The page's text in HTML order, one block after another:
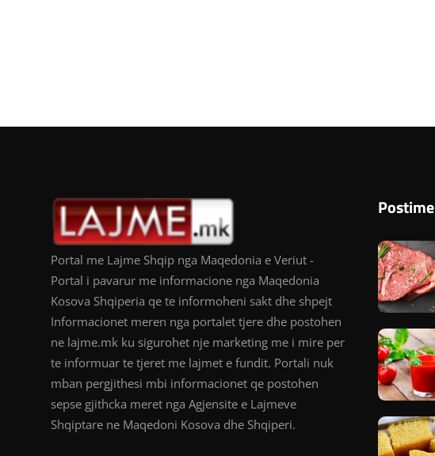
Portal me Lajme Shqip nga Maqedonia e Veriut -
Portal i pavarur me informacione nga Maqedonia
Kosova Shqiperia qe te informoheni sakt dhe shpejt
Informacionet meren nga portalet tjere dhe postohen
ne lajme.mk ku sigurohet nje marketing me i mire per
te informuar te tjeret me lajmet e fundit. Portali nuk
mban pergjithesi mbi informacionet qe postohen
sepse gjithcka meret nga Agjensite e Lajmeve
Shqiptare ne Maqedoni Kosova dhe Shqiperi.